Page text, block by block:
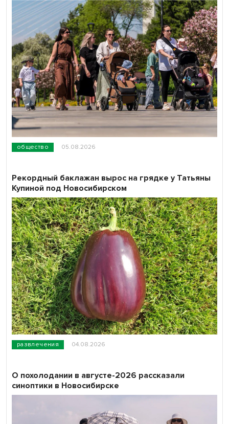
общество 05.08.2026
развлечения 04.08.2026
Рекордный баклажан вырос на грядке у Татьяны
Купиной под Новосибирском
О похолодании в августе-2026 рассказали
синоптики в Новосибирске